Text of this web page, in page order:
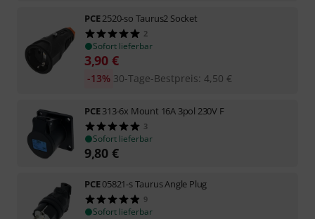
PCE2520-so Taurus2 Socket
2
Sofort lieferbar
3,90 €
30-Tage-Bestpreis: 4,50 €
-13%
PCE313-6x Mount 16A 3pol 230V F
3
Sofort lieferbar
9,80 €
PCE05821-s Taurus Angle Plug
9
Sofort lieferbar